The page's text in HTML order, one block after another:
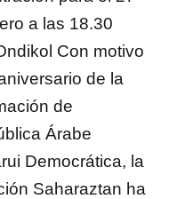
a las 18.30
Con motivo
de la
de
Árabe
Democrática, la
Saharaztan ha